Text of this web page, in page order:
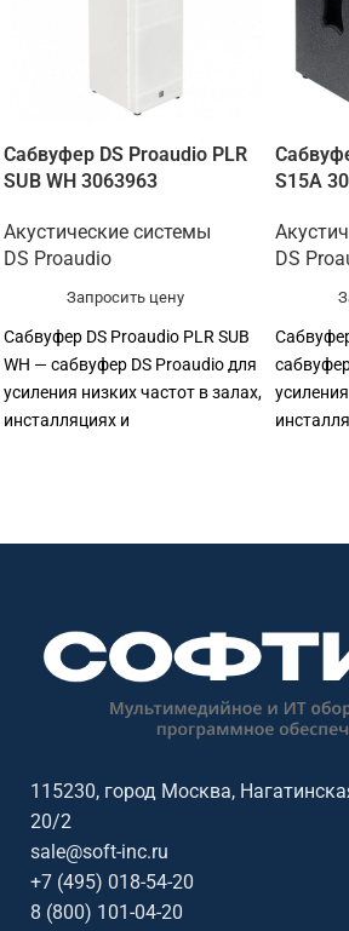
Сабвуфер DS Proaudio PLR
SUB WH 3063963
Акустические системы
DS Proaudio
Запросить цену
Сабвуфер DS Proaudio PLR SUB
WH — сабвуфер DS Proaudio для
усиления низких частот в залах,
инсталляциях и
S15A
DS
115230, город Москва,
20/2
sale@soft-inc.ru
+7 (495) 018-54-20
8 (800) 101-04-20